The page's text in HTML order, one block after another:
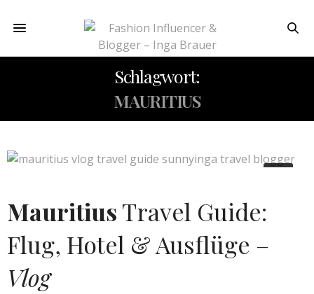
Schlagwort:
MAURITIUS
MauritiusTravel Guide:
Flug, Hotel & Ausflüge –
Vlog